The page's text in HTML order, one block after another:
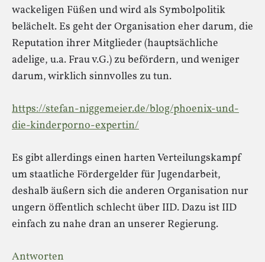
wackeligen Füßen und wird als Symbolpolitik
belächelt. Es geht der Organisation eher darum, die
Reputation ihrer Mitglieder (hauptsächliche
adelige, u.a. Frau v.G.) zu befördern, und weniger
darum, wirklich sinnvolles zu tun.
https://stefan-niggemeier.de/blog/phoenix-und-
die-kinderporno-expertin/
Es gibt allerdings einen harten Verteilungskampf
um staatliche Fördergelder für Jugendarbeit,
deshalb äußern sich die anderen Organisation nur
ungern öffentlich schlecht über IID. Dazu ist IID
einfach zu nahe dran an unserer Regierung.
Antworten